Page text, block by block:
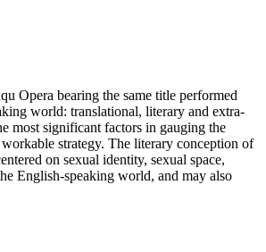
Opera bearing the same title performed
world: translational, literary and extra-
most significant factors in gauging the
strategy. The literary conception of
on sexual identity, sexual space,
English-speaking world, and may also